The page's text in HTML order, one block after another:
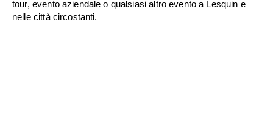
tour, evento aziendale o qualsiasi altro evento a Lesquin e
nelle città circostanti.